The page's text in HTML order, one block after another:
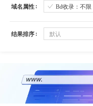
域名属性 Bd收录：不限
结果排序 默认